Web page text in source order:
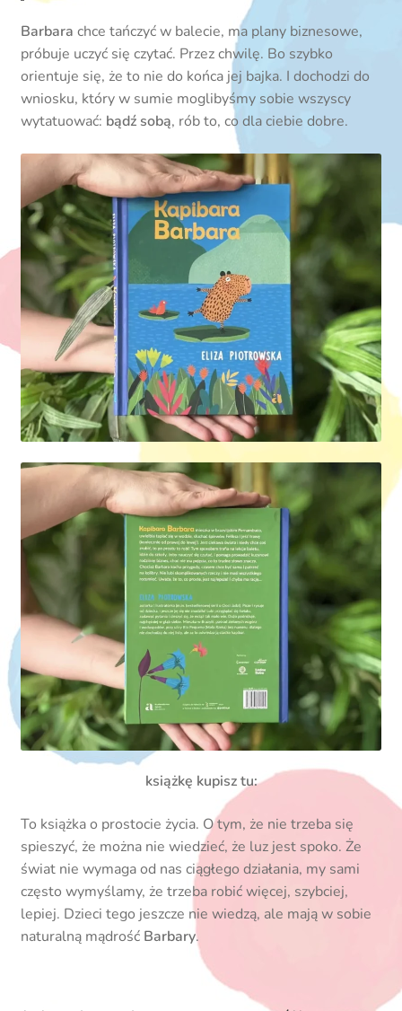
Barbara chce tańczyć w balecie, ma plany biznesowe,
próbuje uczyć się czytać. Przez chwilę. Bo szybko
orientuje się, że to nie do końca jej bajka. I dochodzi do
wniosku, który w sumie moglibyśmy sobie wszyscy
wytatuować: bądź sobą, rób to, co dla ciebie dobre.
książkę kupisz tu:
To książka o prostocie życia. O tym, że nie trzeba się
spieszyć, że można nie wiedzieć, że luz jest spoko. Że
świat nie wymaga od nas ciągłego działania, my sami
często wymyślamy, że trzeba robić więcej, szybciej,
lepiej. Dzieci tego jeszcze nie wiedzą, ale mają w sobie
naturalną mądrość Barbary.